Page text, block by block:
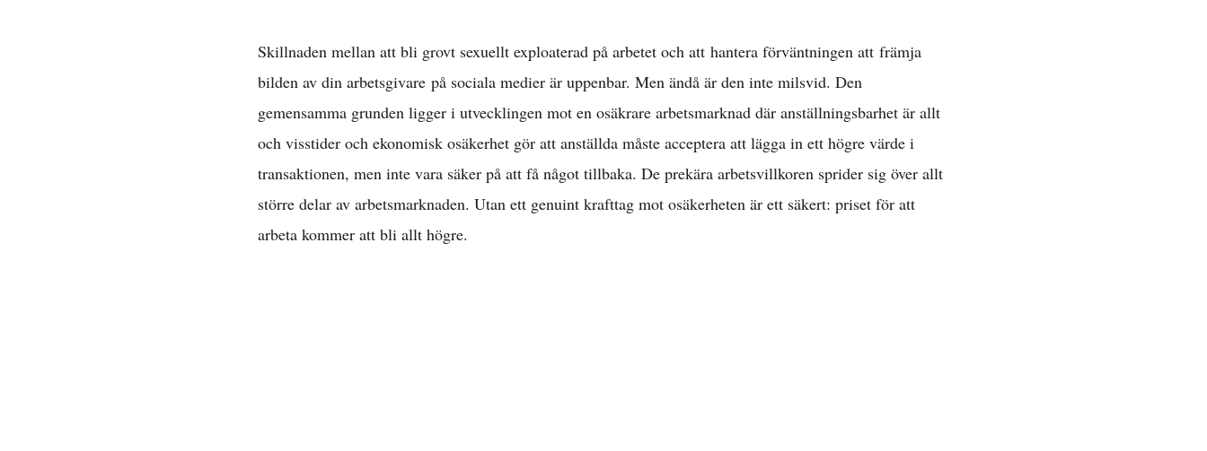
Internationellt »
Välfärd »
Distriktsbloggare »
Skillnaden mellan att bli grovt sexuellt exploaterad på arbetet och att hantera förväntningen att främja
bilden av din arbetsgivare på sociala medier är uppenbar. Men ändå är den inte milsvid. Den
gemensamma grunden ligger i utvecklingen mot en osäkrare arbetsmarknad där anställningsbarhet är allt
och visstider och ekonomisk osäkerhet gör att anställda måste acceptera att lägga in ett högre värde i
transaktionen, men inte vara säker på att få något tillbaka. De prekära arbetsvillkoren sprider sig över allt
större delar av arbetsmarknaden. Utan ett genuint krafttag mot osäkerheten är ett säkert: priset för att
arbeta kommer att bli allt högre.